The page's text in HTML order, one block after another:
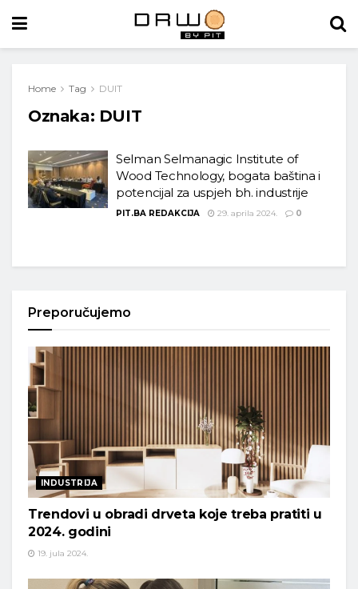
Home Tag DUIT
Oznaka: DUIT
Selman Selmanagic Institute of
Wood Technology, bogata baština i
potencijal za uspjeh bh. industrije
PIT.BA REDAKCIJA 29. aprila 2024. 0
Preporučujemo
INDUSTRIJA
Trendovi u obradi drveta koje treba pratiti u
2024. godini
19. jula 2024.